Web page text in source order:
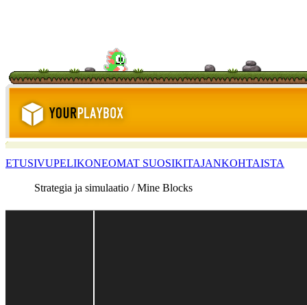
ETUSIVUPELIKONEOMAT SUOSIKITAJANKOHTAISTA
Strategia ja simulaatio / Mine Blocks